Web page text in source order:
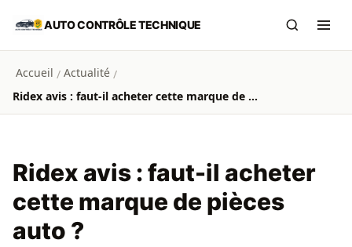
Aller au contenu principal
AUTO CONTRÔLE TECHNIQUE
Accueil / Actualité /
Ridex avis : faut-il acheter cette marque de pièces auto ?
Ridex avis : faut-il acheter
cette marque de pièces
auto ?